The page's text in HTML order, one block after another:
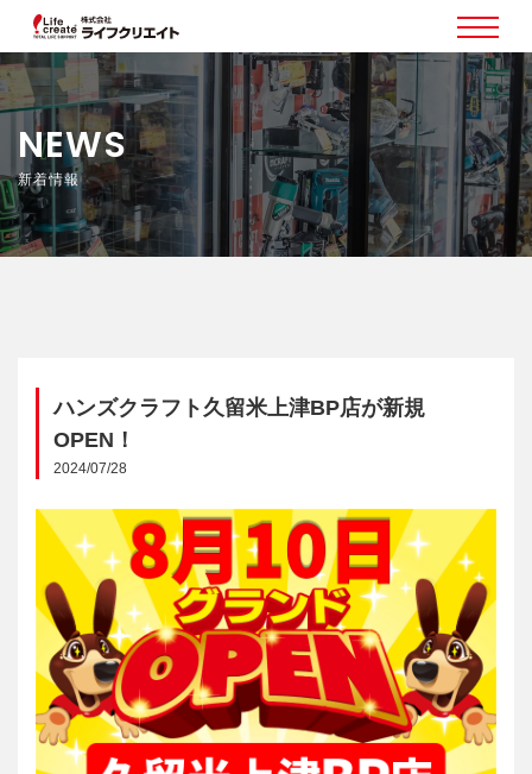
NEWS
新着情報
ハンズクラフト久留米上津BP店が新規
OPEN！
2024/07/28